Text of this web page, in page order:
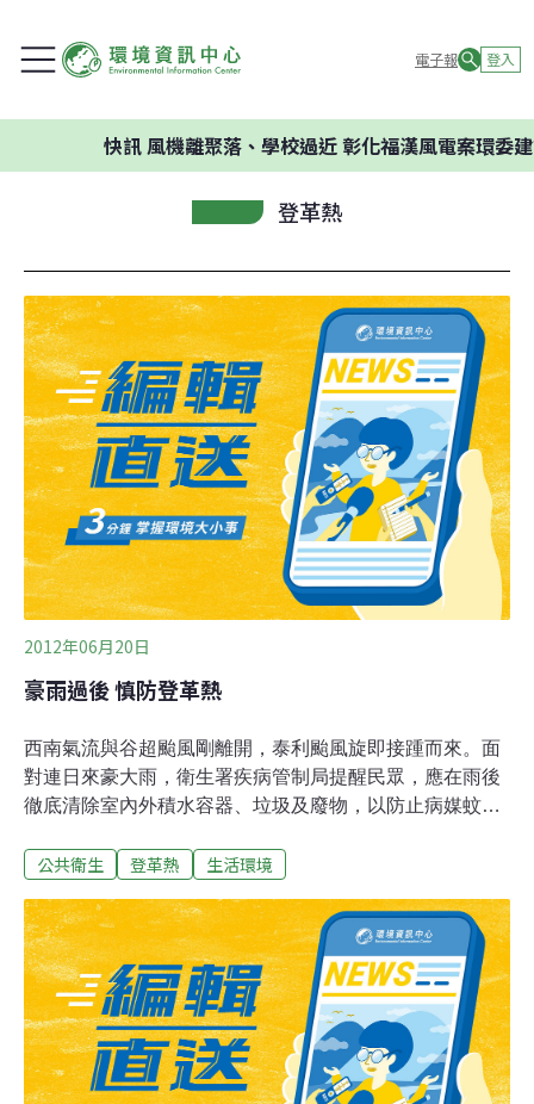
電子報 登入
風機離聚落、學校過近 彰化福漢風電案環委建議不應
登革熱
2012年06月20日
豪雨過後 慎防登革熱
西南氣流與谷超颱風剛離開，泰利颱風旋即接踵而來。面
對連日來豪大雨，衛生署疾病管制局提醒民眾，應在雨後
徹底清除室內外積水容器、垃圾及廢物，以防止病媒蚊孳
可能產生登革出血熱，必須慎防。衛生署疾管局表示，隨
發病首例在六月至八月間，今年首例則提早發生於三月
底，至14日本土病例累計29例，其中16例為今年新增，較
去年為高。疾管局提醒，病患若疑似感染登革熱，應盡速
至各大醫院接受治療。各院若發現疑似病例則應立即通報
衛生機關。張藏能則解釋到，登革熱病毒潛伏期約莫在6
至14天，有時感染後不發病稱作不顯性感染或無症狀，亦
有人僅有發燒等輕微症狀。然若嚴重時，可能產生登革出
公共衛生 登革熱 生活環境